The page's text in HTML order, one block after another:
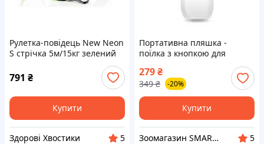
Рулетка-повідець New Neon
S стрічка 5м/15кг зелений
791 ₴
Купити
Здорові Хвостики
5
Портативна пляшка -
поїлка з кнопкою для
Bottle 300 мл для собак і
котів - рожева
279₴
349 ₴ -20%
Купити
Зоомагазин SMART ZOO
5